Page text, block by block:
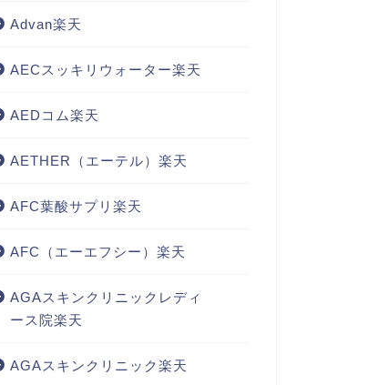
Advan楽天
AECスッキリウォーター楽天
AEDコム楽天
AETHER（エーテル）楽天
AFC葉酸サプリ楽天
AFC（エーエフシー）楽天
AGAスキンクリニックレディ
ース院楽天
AGAスキンクリニック楽天